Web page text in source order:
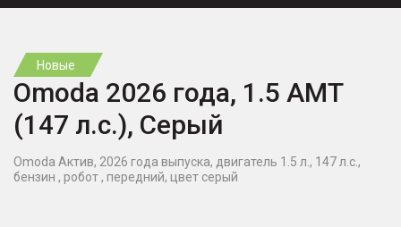
Новые
Omoda 2026 года, 1.5 AMT
(147 л.с.), Серый
Omoda Актив, 2026 года выпуска, двигатель 1.5 л., 147 л.с.,
бензин , робот , передний, цвет серый